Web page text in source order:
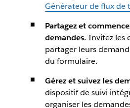
Générateur de flux de
Partagez et
demandes. Invitez les
partager leurs
du formulaire.
Gérez et suivez les
dispositif de suivi
organiser les